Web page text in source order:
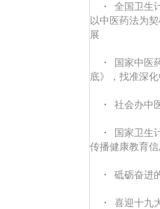
·
全国卫生
以中医药法为
展
·
国家中医
底》，找准深
· 社会办中
·
国家卫生
传播健康教育
· 砥砺奋进
·
喜迎十九